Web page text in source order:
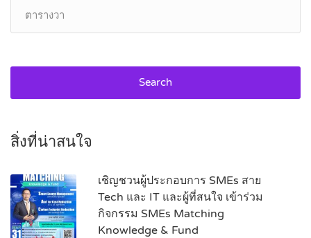
Search
สิ่งที่น่าสนใจ
เชิญชวนผู้ประกอบการ SMEs สาย
Tech และ IT และผู้ที่สนใจ เข้าร่วม
กิจกรรม SMEs Matching
Knowledge & Fund